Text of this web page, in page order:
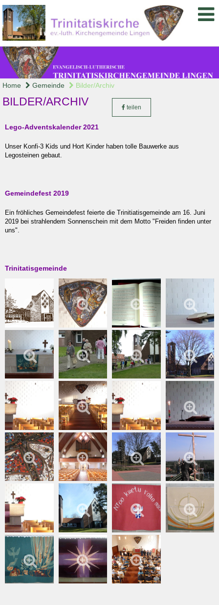
Home Gemeinde Bilder/Archiv
BILDER/ARCHIV teilen
Lego-Adventskalender 2021
Unser Konfi-3 Kids und Hort Kinder haben tolle Bauwerke aus
Legosteinen gebaut.
Gemeindefest 2019
Ein fröhliches Gemeindefest feierte die Trinitiatisgemeinde am 16. Juni
2019 bei strahlendem Sonnenschein mit dem Motto "Freiden finden unter
uns".
Trinitatisgemeinde